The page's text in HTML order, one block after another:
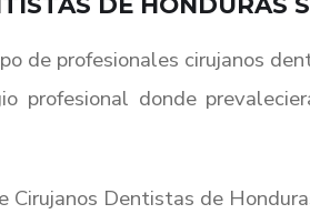
de profesionales cirujanos
profesional donde
Dentistas de